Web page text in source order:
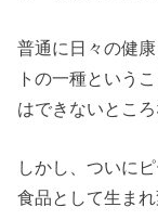
普通に日々の健
トの一種という
はできないとこ
しかし、ついに
食品として生まれ